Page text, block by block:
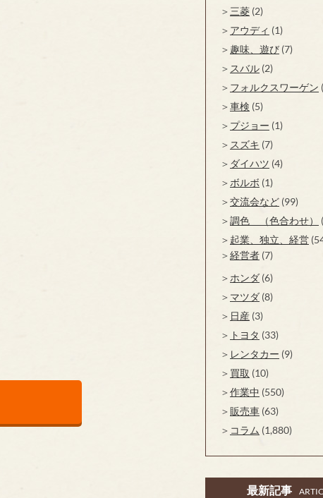
三菱 (2)
アウディ (1)
趣味、遊び (7)
スバル (2)
フォルクスワーゲン
車検 (5)
プジョー (1)
スズキ (7)
ダイハツ (4)
ボルボ (1)
交流会など (99)
調色 （色合わせ）
起業、独立、経営
経営者 (7)
ホンダ (6)
マツダ (8)
日産 (3)
トヨタ (33)
レンタカー (9)
買取 (10)
作業中 (550)
販売車 (63)
コラム (1,880)
最新記事